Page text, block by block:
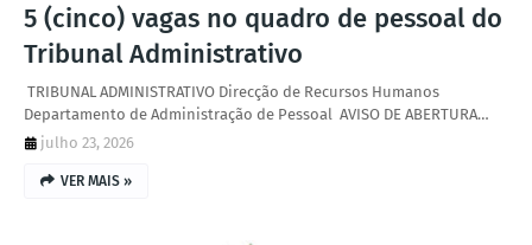
5 (cinco) vagas no quadro de pessoal do
Tribunal Administrativo
‎ ‎TRIBUNAL ADMINISTRATIVO ‎Direcção de Recursos Humanos
‎Departamento de Administração de Pessoal ‎ ‎AVISO DE ABERTURA…
julho 23, 2026
VER MAIS »